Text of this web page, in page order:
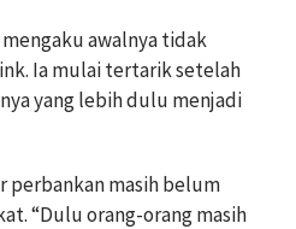
awalnya tidak
Ia mulai tertarik setelah
yang lebih dulu menjadi
perbankan masih belum
“Dulu orang-orang masih